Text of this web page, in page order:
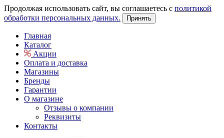
Продолжая использовать сайт, вы соглашаетесь с политикой
обработки персональных данных.
Принять
Главная
Каталог
Акции
Оплата и доставка
Магазины
Бренды
Гарантии
О магазине
Отзывы о компании
Реквизиты
Контакты